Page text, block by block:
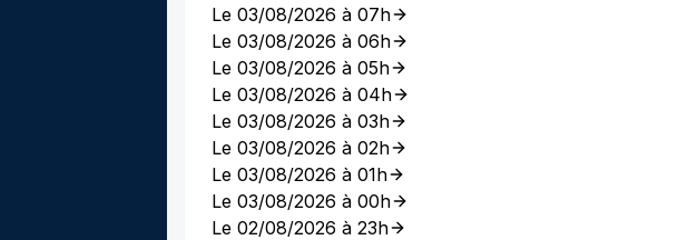
Le 03/08/2026 à 07h
Le 03/08/2026 à 06h
Le 03/08/2026 à 05h
Le 03/08/2026 à 04h
Le 03/08/2026 à 03h
Le 03/08/2026 à 02h
Le 03/08/2026 à 01h
Le 03/08/2026 à 00h
Le 02/08/2026 à 23h